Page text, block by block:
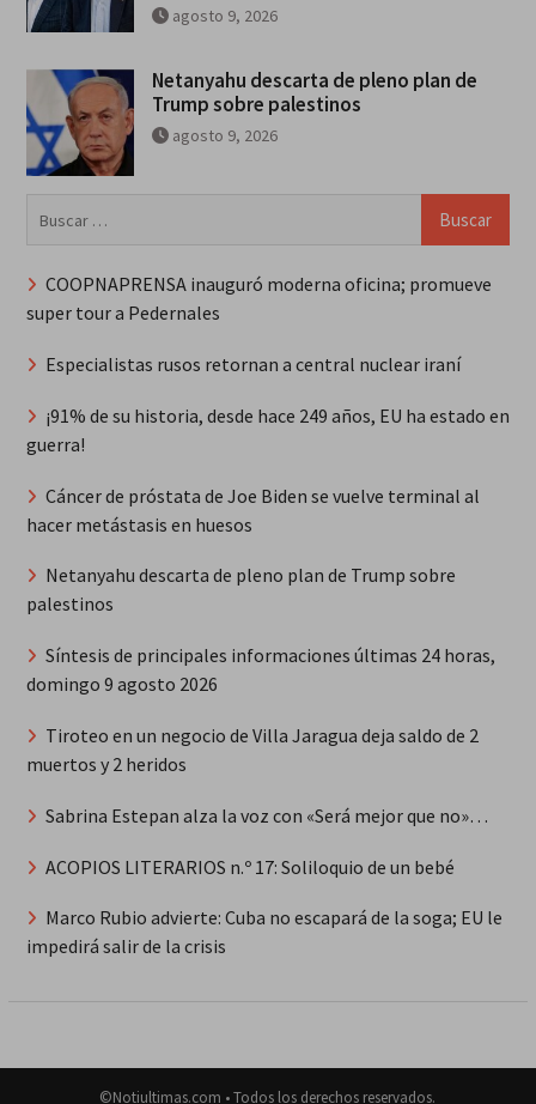
agosto 9, 2026
Netanyahu descarta de pleno plan de
Trump sobre palestinos
agosto 9, 2026
COOPNAPRENSA inauguró moderna oficina; promueve
super tour a Pedernales
Especialistas rusos retornan a central nuclear iraní
¡91% de su historia, desde hace 249 años, EU ha estado en
guerra!
Cáncer de próstata de Joe Biden se vuelve terminal al
hacer metástasis en huesos
Netanyahu descarta de pleno plan de Trump sobre
palestinos
Síntesis de principales informaciones últimas 24 horas,
domingo 9 agosto 2026
Tiroteo en un negocio de Villa Jaragua deja saldo de 2
muertos y 2 heridos
Sabrina Estepan alza la voz con «Será mejor que no»…
ACOPIOS LITERARIOS n.º 17: Soliloquio de un bebé
Marco Rubio advierte: Cuba no escapará de la soga; EU le
impedirá salir de la crisis
©Notiultimas.com • Todos los derechos reservados.